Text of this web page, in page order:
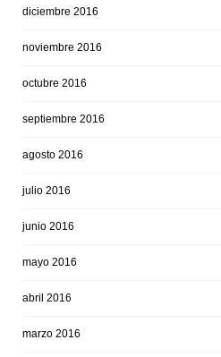
diciembre 2016
noviembre 2016
octubre 2016
septiembre 2016
agosto 2016
julio 2016
junio 2016
mayo 2016
abril 2016
marzo 2016